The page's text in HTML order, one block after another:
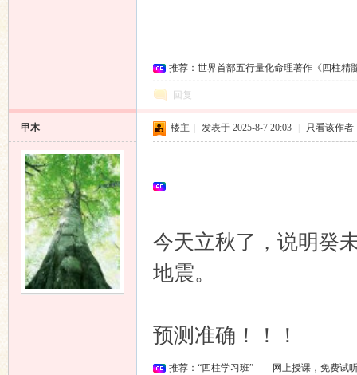
推荐：世界首部五行量化命理著作《四柱精
回复
甲木 楼主 发表于 2025-8-7 20:03 只看该作者
今天立秋了，说明癸
地震。
预测准确！！！
推荐：“四柱学习班”——网上授课，免费试